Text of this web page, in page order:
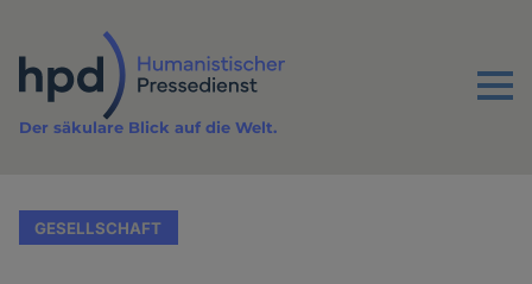
Inhalt
Menu
Der säkulare Blick auf die Welt.
GESELLSCHAFT